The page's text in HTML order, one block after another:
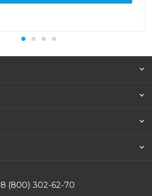
8 (800) 302-62-70